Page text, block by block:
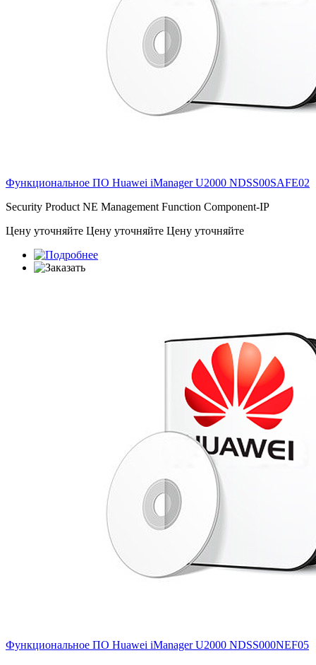
Функциональное ПО Huawei iManager U2000 NDSS00SAFE02
Security Product NE Management Function Component-IP
Цену уточняйте Цену уточняйте Цену уточняйте
Функциональное ПО Huawei iManager U2000 NDSS000NEF05